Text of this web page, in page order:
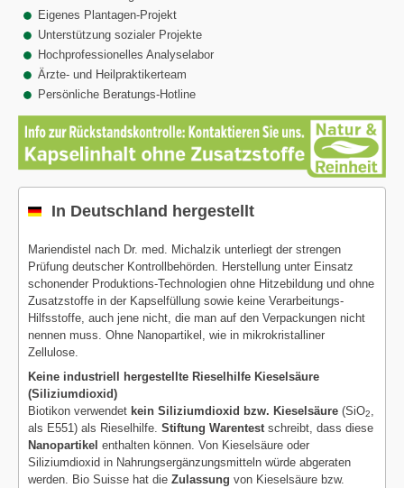
Eigenes Plantagen-Projekt
Unterstützung sozialer Projekte
Hochprofessionelles Analyselabor
Ärzte- und Heilpraktikerteam
Persönliche Beratungs-Hotline
In Deutschland hergestellt
Mariendistel nach Dr. med. Michalzik unterliegt der strengen
Prüfung deutscher Kontrollbehörden. Herstellung unter Einsatz
schonender Produktions-Technologien ohne Hitzebildung und ohne
Zusatzstoffe in der Kapselfüllung sowie keine Verarbeitungs-
Hilfsstoffe, auch jene nicht, die man auf den Verpackungen nicht
nennen muss. Ohne Nanopartikel, wie in mikrokristalliner
Zellulose.
Keine industriell hergestellte Rieselhilfe Kieselsäure
(Siliziumdioxid)
Biotikon verwendet kein Siliziumdioxid bzw. Kieselsäure (SiO2
als E551) als Rieselhilfe. Stiftung Warentest schreibt, dass diese
Nanopartikel enthalten können. Von Kieselsäure oder
Siliziumdioxid in Nahrungsergänzungsmitteln würde abgeraten
werden. Bio Suisse hat die Zulassung von Kieselsäure bzw.